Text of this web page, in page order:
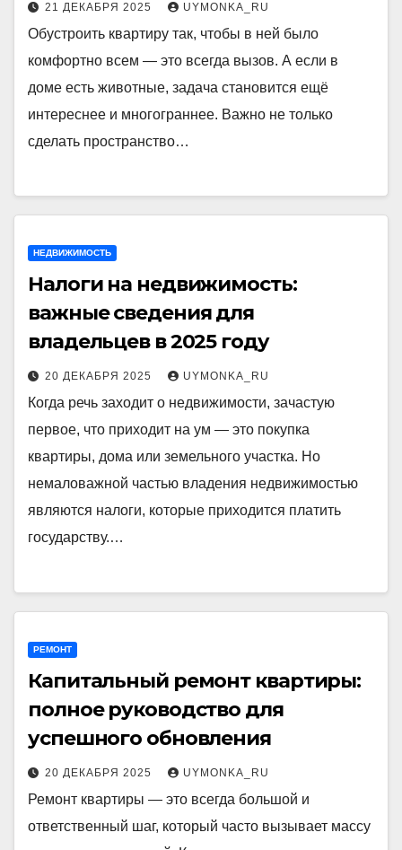
21 ДЕКАБРЯ 2025 UYMONKA_RU
Обустроить квартиру так, чтобы в ней было
комфортно всем — это всегда вызов. А если в
доме есть животные, задача становится ещё
интереснее и многограннее. Важно не только
сделать пространство…
НЕДВИЖИМОСТЬ
Налоги на недвижимость:
важные сведения для
владельцев в 2025 году
20 ДЕКАБРЯ 2025 UYMONKA_RU
Когда речь заходит о недвижимости, зачастую
первое, что приходит на ум — это покупка
квартиры, дома или земельного участка. Но
немаловажной частью владения недвижимостью
являются налоги, которые приходится платить
государству.…
РЕМОНТ
Капитальный ремонт квартиры:
полное руководство для
успешного обновления
20 ДЕКАБРЯ 2025 UYMONKA_RU
Ремонт квартиры — это всегда большой и
ответственный шаг, который часто вызывает массу